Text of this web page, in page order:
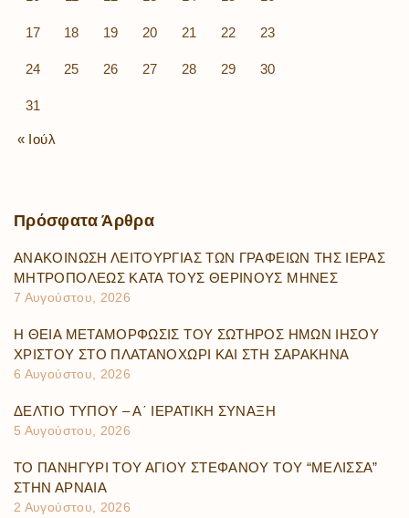
17 18 19 20 21 22 23
24 25 26 27 28 29 30
31
« Ιούλ
Πρόσφατα Άρθρα
ΑΝΑΚΟΙΝΩΣΗ ΛΕΙΤΟΥΡΓΙΑΣ ΤΩΝ ΓΡΑΦΕΙΩΝ ΤΗΣ ΙΕΡΑΣ
ΜΗΤΡΟΠΟΛΕΩΣ ΚΑΤΑ ΤΟΥΣ ΘΕΡΙΝΟΥΣ ΜΗΝΕΣ
7 Αυγούστου, 2026
Η ΘΕΙΑ ΜΕΤΑΜΟΡΦΩΣΙΣ ΤΟΥ ΣΩΤΗΡΟΣ ΗΜΩΝ ΙΗΣΟΥ
ΧΡΙΣΤΟΥ ΣΤΟ ΠΛΑΤΑΝΟΧΩΡΙ ΚΑΙ ΣΤΗ ΣΑΡΑΚΗΝΑ
6 Αυγούστου, 2026
ΔΕΛΤΙΟ ΤΥΠΟΥ – Α΄ ΙΕΡΑΤΙΚΗ ΣΥΝΑΞΗ
5 Αυγούστου, 2026
ΤΟ ΠΑΝΗΓΥΡΙ ΤΟΥ ΑΓΙΟΥ ΣΤΕΦΑΝΟΥ ΤΟΥ “ΜΕΛΙΣΣΑ”
ΣΤΗΝ ΑΡΝΑΙΑ
2 Αυγούστου, 2026